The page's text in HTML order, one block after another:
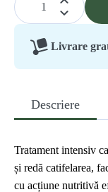
Livrare
Descriere
Tratament intensiv
și redă catifelarea,
cu acțiune nutritivă